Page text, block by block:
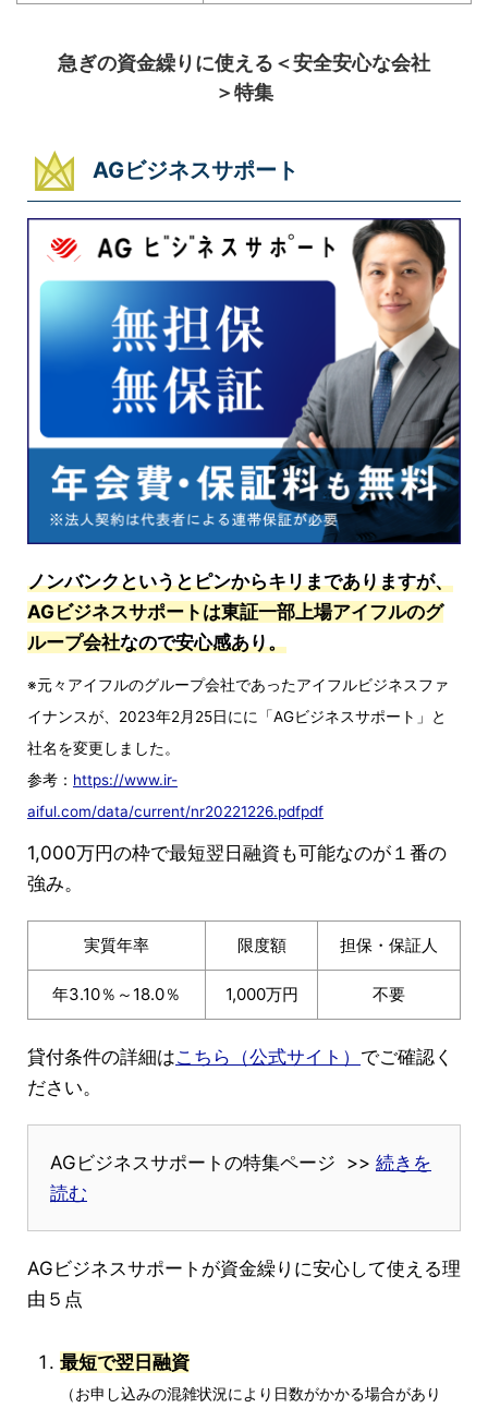
急ぎの資金繰りに使える＜安全安心な会社
＞特集
AGビジネスサポート
ノンバンクというとピンからキリまでありますが、
AGビジネスサポートは東証一部上場アイフルのグ
ループ会社なので安心感あり。
※元々アイフルのグループ会社であったアイフルビジネスファ
イナンスが、2023年2月25日にに「AGビジネスサポート」と
社名を変更しました。
参考： https://www.ir-
aiful.com/data/current/nr20221226.pdfpdf
1,000万円の枠で最短翌日融資も可能なのが１番の
強み。
実質年率 限度額 担保・保証人
年3.10％～18.0％ 1,000万円 不要
貸付条件の詳細はこちら（公式サイト） でご確認く
ださい。
AGビジネスサポートの特集ページ >> 続きを
読む
AGビジネスサポートが資金繰りに安心して使える理
由５点
最短で翌日融資
（お申し込みの混雑状況により日数がかかる場合があり